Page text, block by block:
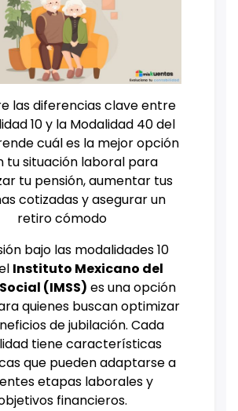
las diferencias clave entre
10 y la Modalidad 40 del
cuál es la mejor opción
tu situación laboral para
tu pensión, aumentar tus
cotizadas y asegurar un
retiro cómodo
bajo las modalidades 10
Instituto Mexicano del
(IMSS) es una opción
quienes buscan optimizar
de jubilación. Cada
tiene características
que pueden adaptarse a
etapas laborales y
financieros.